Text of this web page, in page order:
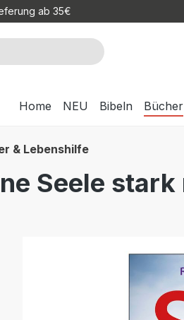
springen
ab 35€
Home NEU Bibeln Bücher
& Lebenshilfe
Seele